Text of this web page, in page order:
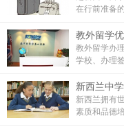
在行前准备
新西兰生活
教外留学
教外留学办
学校、办理
介费办理新
快捷，让您
新西兰中
新西兰拥有
素质和品德